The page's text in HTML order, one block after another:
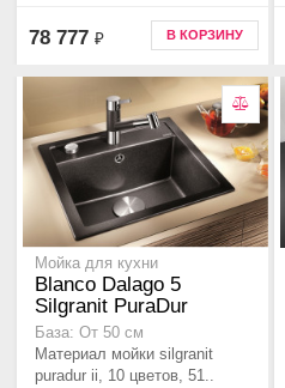
78 777 ₽ В КОРЗИНУ
Мойка для кухни
Blanco Dalago 5
Silgranit PuraDur
База: От 50 см
Материал мойки silgranit
puradur ii, 10 цветов, 51..